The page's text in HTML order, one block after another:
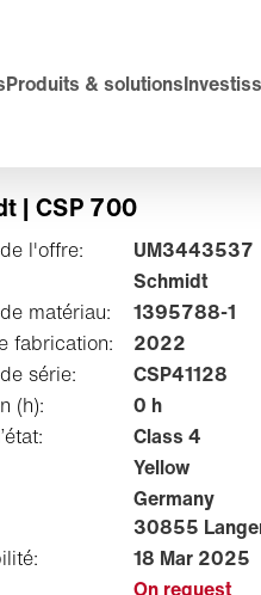
Produits & solutions
| CSP 700
l'offre:
UM3443537
Schmidt
matériau:
1395788-1
fabrication:
2022
série:
CSP41128
(h):
0 h
Class 4
Yellow
Germany
30855
18 Mar 2025
On request